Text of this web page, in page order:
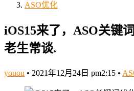
ASO优化
iOS15来了，ASO关键
老生常谈.
youou • 2021年12月24日 pm2:15 •